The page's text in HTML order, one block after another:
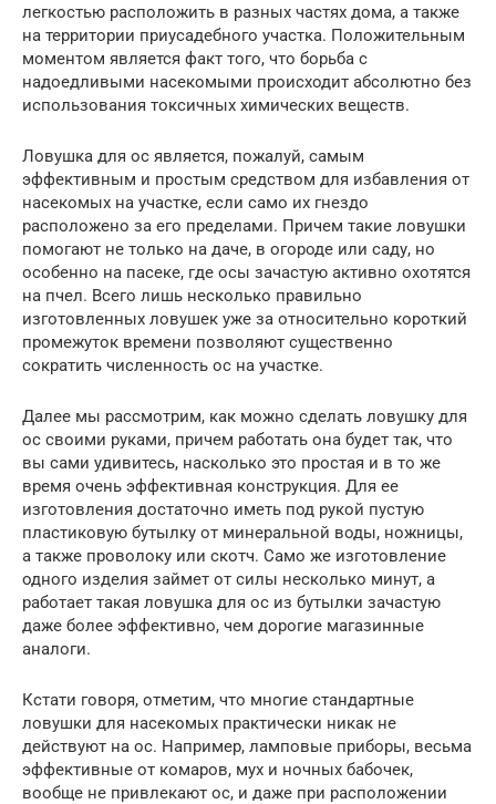
легкостью расположить в разных частях дома, а также
на территории приусадебного участка. Положительным
моментом является факт того, что борьба с
надоедливыми насекомыми происходит абсолютно без
использования токсичных химических веществ.
Ловушка для ос является, пожалуй, самым
эффективным и простым средством для избавления от
насекомых на участке, если само их гнездо
расположено за его пределами. Причем такие ловушки
помогают не только на даче, в огороде или саду, но
особенно на пасеке, где осы зачастую активно охотятся
на пчел. Всего лишь несколько правильно
изготовленных ловушек уже за относительно короткий
промежуток времени позволяют существенно
сократить численность ос на участке.
Далее мы рассмотрим, как можно сделать ловушку для
ос своими руками, причем работать она будет так, что
вы сами удивитесь, насколько это простая и в то же
время очень эффективная конструкция. Для ее
изготовления достаточно иметь под рукой пустую
пластиковую бутылку от минеральной воды, ножницы,
а также проволоку или скотч. Само же изготовление
одного изделия займет от силы несколько минут, а
работает такая ловушка для ос из бутылки зачастую
даже более эффективно, чем дорогие магазинные
аналоги.
Кстати говоря, отметим, что многие стандартные
ловушки для насекомых практически никак не
действуют на ос. Например, ламповые приборы, весьма
эффективные от комаров, мух и ночных бабочек,
вообще не привлекают ос, и даже при расположении